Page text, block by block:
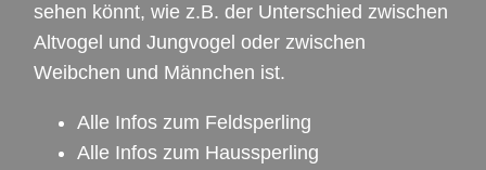
sehen könnt, wie z.B. der Unterschied zwischen
Altvogel und Jungvogel oder zwischen
Weibchen und Männchen ist.
Alle Infos zum Feldsperling
Alle Infos zum Haussperling